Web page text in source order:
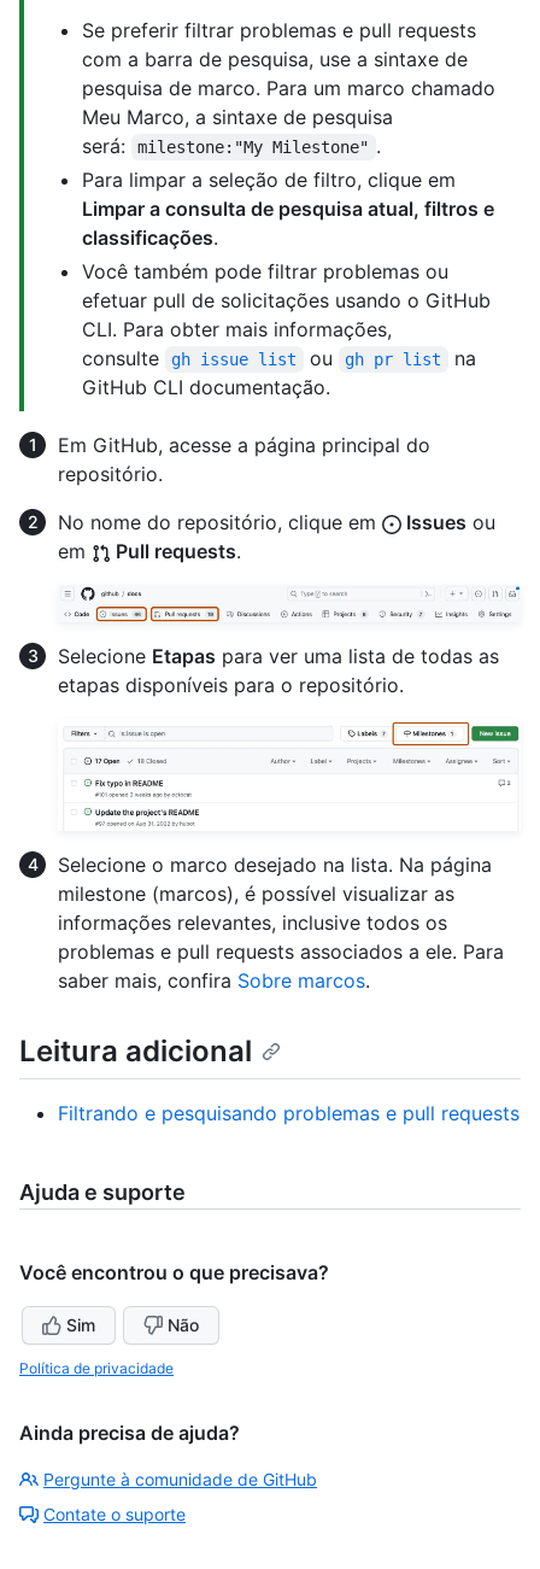
Se preferir filtrar problemas e pull requests
com a barra de pesquisa, use a sintaxe de
pesquisa de marco. Para um marco chamado
Meu Marco, a sintaxe de pesquisa
será:
milestone:"My Milestone" .
Para limpar a seleção de filtro, clique em
Limpar a consulta de pesquisa atual, filtros e
classificações.
Você também pode filtrar problemas ou
efetuar pull de solicitações usando o GitHub
CLI. Para obter mais informações,
consulte
gh issue list ou gh pr list
na
GitHub CLI documentação.
Em GitHub, acesse a página principal do
repositório.
No nome do repositório, clique em
Issues ou
em
Pull requests.
Selecione Etapas para ver uma lista de todas as
etapas disponíveis para o repositório.
Selecione o marco desejado na lista. Na página
milestone (marcos), é possível visualizar as
informações relevantes, inclusive todos os
problemas e pull requests associados a ele. Para
saber mais, confira Sobre marcos.
Leitura adicional
Filtrando e pesquisando problemas e pull requests
Ajuda e suporte
Você encontrou o que precisava?
Sim Não
Política de privacidade
Ainda precisa de ajuda?
Pergunte à comunidade de GitHub
Contate o suporte